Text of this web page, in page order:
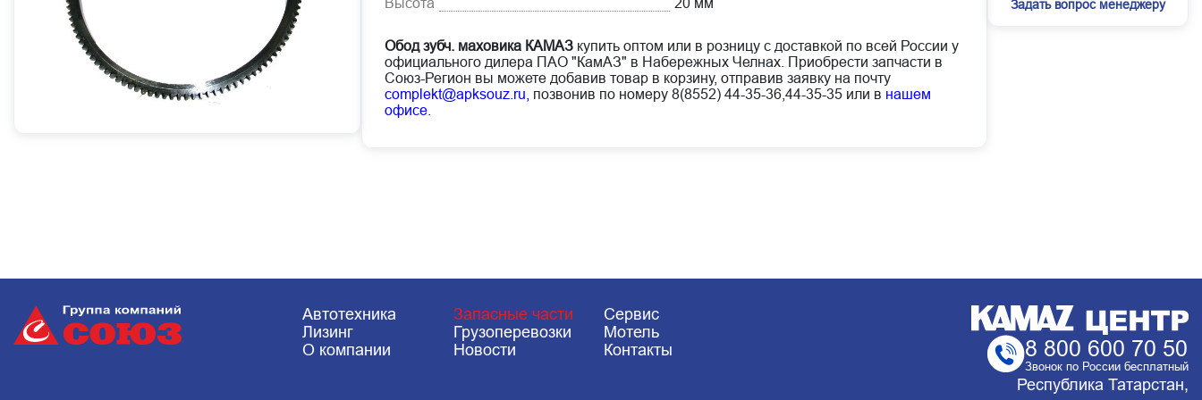
Высота 20 мм
Обод зубч. маховика КАМАЗ купить оптом или в розницу с доставкой по всей России у
официального дилера ПАО "КамАЗ" в Набережных Челнах. Приобрести запчасти в
Союз-Регион вы можете добавив товар в корзину, отправив заявку на почту
complekt@apksouz.ru, позвонив по номеру 8(8552) 44-35-36,44-35-35 или в нашем
офисе
Задать вопрос менеджеру
Автотехника Запасные части
Сервис
Лизинг
Грузоперевозки
Мотель
О компании
Новости Контакты 8 800 600 70 50
Звонок по России бесплатный
Республика Татарстан,